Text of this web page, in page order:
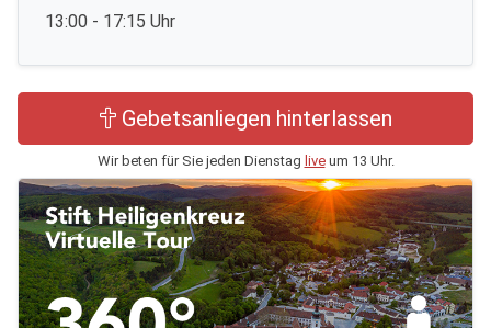
13:00 - 17:15 Uhr
Gebetsanliegen hinterlassen
Wir beten für Sie jeden Dienstag liveum 13 Uhr.